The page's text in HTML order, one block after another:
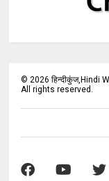
©2026 हिन्दीकुंज,Hindi
All rights reserved.